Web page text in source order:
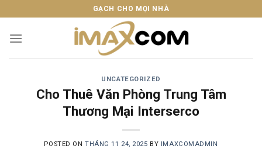
to
content
GẠCH CHO MỌI NHÀ
UNCATEGORIZED
Cho Thuê Văn Phòng Trung Tâm
Thương Mại Interserco
POSTED ONTHÁNG 11 24, 2025 BY IMAXCOMADMIN